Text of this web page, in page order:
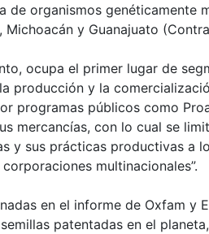
de organismos genéticamente
Michoacán y Guanajuato
ocupa el primer lugar de
producción y la
programas públicos como
mercancías, con lo cual se
y sus prácticas productivas a
multinacionales”.
en el informe de Oxfam y
patentadas en el